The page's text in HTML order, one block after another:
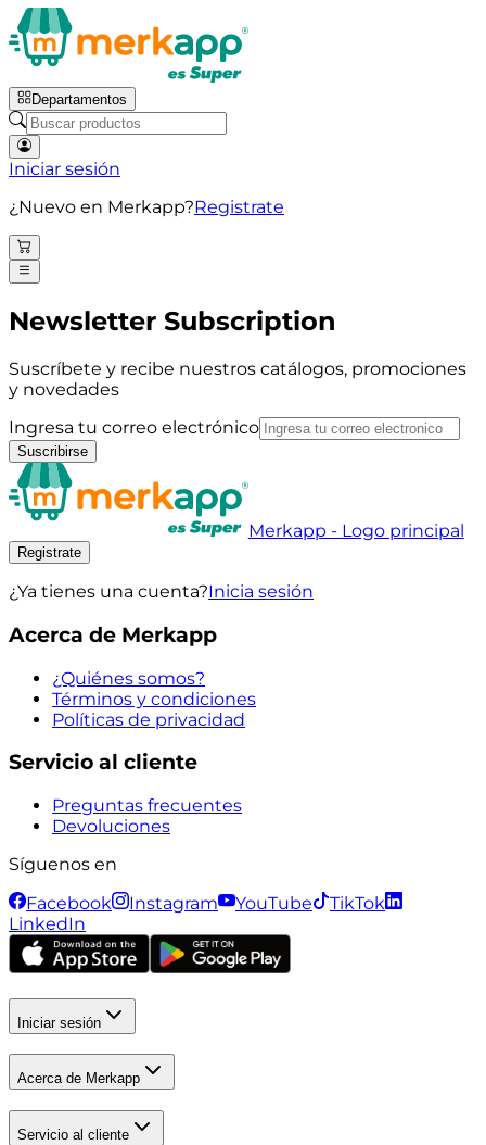
Departamentos
Iniciar sesión
¿Nuevo en Merkapp?Registrate
Newsletter Subscription
Suscríbete y recibe nuestros catálogos, promociones
y novedades
Ingresa tu correo electrónico
Suscribirse
Merkapp - Logo principal
Registrate
¿Ya tienes una cuenta?Inicia sesión
Acerca de Merkapp
¿Quiénes somos?
Términos y condiciones
Políticas de privacidad
Servicio al cliente
Preguntas frecuentes
Devoluciones
Síguenos en
Facebook
Instagram YouTube
TikTok
LinkedIn
Iniciar sesión
Acerca de Merkapp
Servicio al cliente